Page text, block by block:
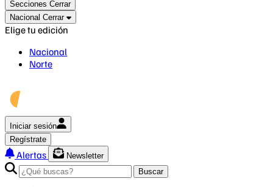
Secciones Cerrar
Nacional Cerrar
Elige tu edición
Nacional
Norte
Iniciar sesión
Regístrate
Alertas
Newsletter
Buscar